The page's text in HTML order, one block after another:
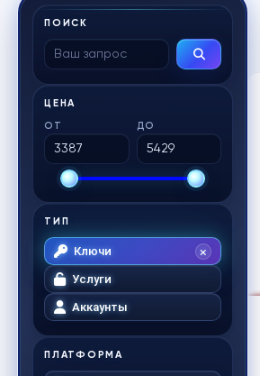
ПОИСК
ЦЕНА
ОТ ДО
ТИП
Ключи
Услуги
Аккаунты
ПЛАТФОРМА